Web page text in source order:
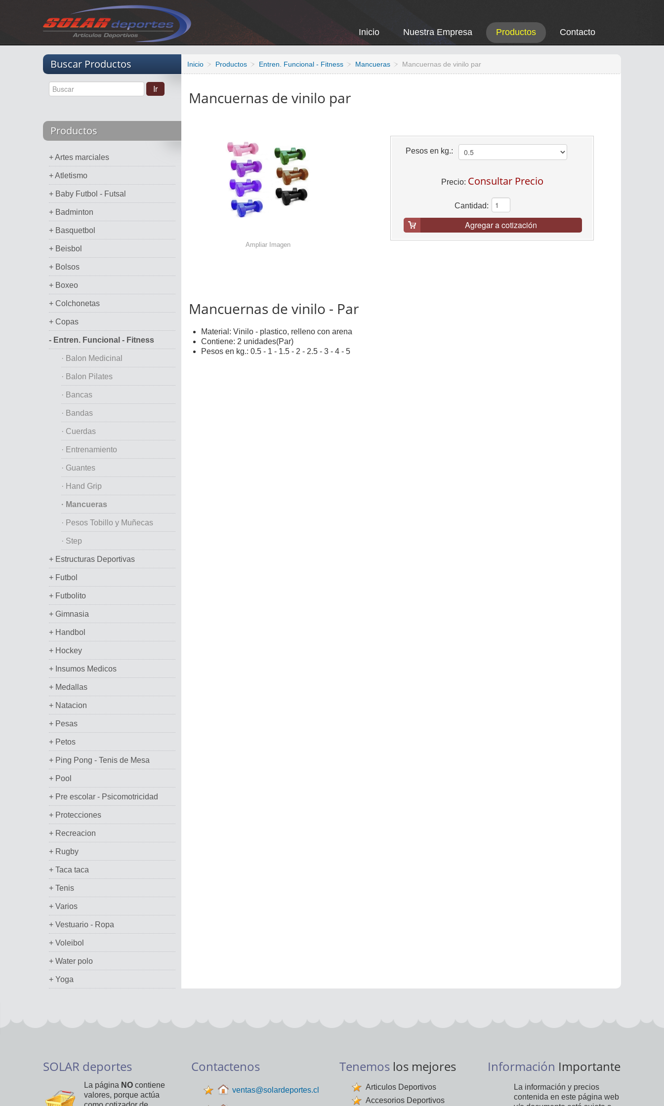
Inicio Nuestra Empresa Productos Contacto
Buscar Productos
Productos
+ Artes marciales
+ Atletismo
+ Baby Futbol - Futsal
+ Badminton
+ Basquetbol
+ Beisbol
+ Bolsos
+ Boxeo
+ Colchonetas
+ Copas
- Entren. Funcional - Fitness
· Balon Medicinal
· Balon Pilates
· Bancas
· Bandas
· Cuerdas
· Entrenamiento
· Guantes
· Hand Grip
· Mancueras
· Pesos Tobillo y Muñecas
· Step
+ Estructuras Deportivas
+ Futbol
+ Futbolito
+ Gimnasia
+ Handbol
+ Hockey
+ Insumos Medicos
+ Medallas
+ Natacion
+ Pesas
+ Petos
+ Ping Pong - Tenis de Mesa
+ Pool
+ Pre escolar - Psicomotricidad
+ Protecciones
+ Recreacion
+ Rugby
+ Taca taca
+ Tenis
+ Varios
+ Vestuario - Ropa
+ Voleibol
+ Water polo
+ Yoga
Inicio Productos Entren. Funcional - Fitness Mancueras Mancuernas de vinilo par
Mancuernas de vinilo par
Pesos en kg.:
Precio: Consultar Precio
Cantidad:
Agregar a cotización
Ampliar Imagen
Mancuernas de vinilo - Par
Material: Vinilo - plastico, relleno con arena
Contiene: 2 unidades(Par)
Pesos en kg.: 0.5 - 1 - 1.5 - 2 - 2.5 - 3 - 4 - 5
SOLAR deportes
La página NO contiene
valores, porque actúa
Contactenos
ventas@solardeportes.cl
Tenemos los mejores
Articulos Deportivos
Accesorios Deportivos
Información Importante
La información y precios
contenida en este página web